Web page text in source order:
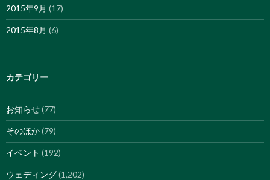
2015年9月 (17)
2015年8月 (6)
カテゴリー
お知らせ(77)
そのほか(79)
イベント (192)
ウェディング(1,202)